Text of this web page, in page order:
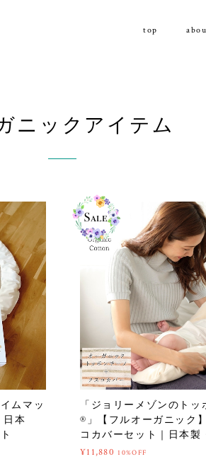
top
ニックアイテム
ムマッ
日本
「ジョリーメゾンのトッ
®」【フルオーガニック
コカバーセット｜日本製
¥11,880 10%OFF